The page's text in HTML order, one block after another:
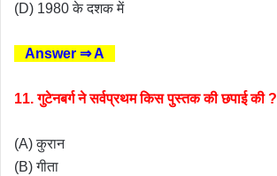
(D) 1980 के दशक में
Answer ⇒ A
11. गुटेनबर्ग ने सर्वप्रथम किस पुस्तक की छपाई की ?
(A) कुरान
(B) गीता